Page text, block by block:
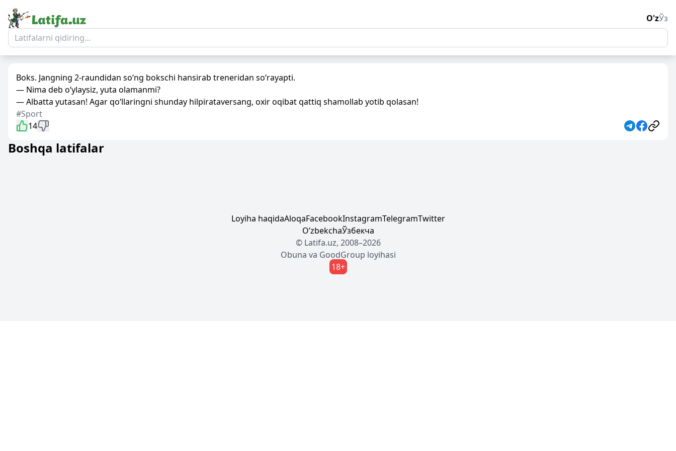
O'zЎз
Boks. Jangning 2-raundidan so‘ng bokschi hansirab treneridan so‘rayapti.
— Nima deb o‘ylaysiz, yuta olamanmi?
— Albatta yutasan! Agar qo‘llaringni shunday hilpirataversang, oxir oqibat qattiq shamollab yotib qolasan!
#Sport
14
Boshqa latifalar
Loyiha haqidaAloqaFacebookInstagramTelegramTwitter
OʼzbekchaЎзбекча
© Latifa.uz, 2008–2026
Obuna va GoodGroup loyihasi
18+